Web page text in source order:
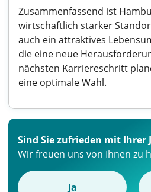
Zusammenfassend ist
wirtschaftlich starker
auch ein attraktives
die eine neue
nächsten Karriereschritt
eine optimale Wahl.
Sind Sie zufrieden mit Ihrer
Wir freuen uns von Ihnen zu
Ja